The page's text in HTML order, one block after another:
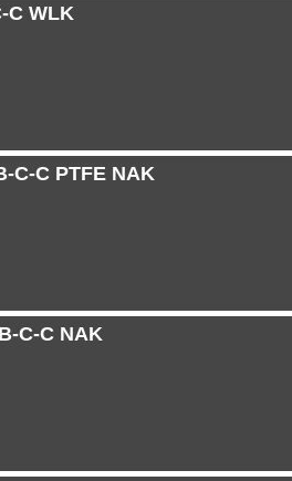
C WLK
C-C PTFE NAK
C-C NAK